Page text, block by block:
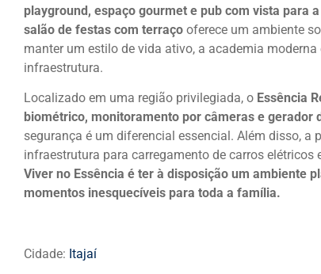
playground, espaço gourmet e pub com vista para
salão de festas com terraço oferece um ambiente
manter um estilo de vida ativo, a academia
infraestrutura.
Localizado em uma região privilegiada, o Essência
biométrico, monitoramento por câmeras e gerador
segurança é um diferencial essencial. Além disso,
infraestrutura para carregamento de carros
Viver no Essência é ter à disposição um ambiente
momentos inesquecíveis para toda a família.
Cidade: Itajaí